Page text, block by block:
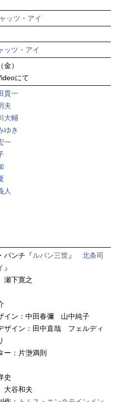
ッツ・アイ
ッツ・アイ
）
にて
貫一
夫
大輔
ゆき
一
人
パンチ『ルパン三世』 北条司
』
下寛之
イン：中田春彌 山中純子
ザイン：田中直哉 フェルディ
ー：片塰満則
史
大谷和夫